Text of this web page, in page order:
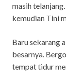
masih
kemudian Tini
Baru sekarang
besarnya.
tempat tidur